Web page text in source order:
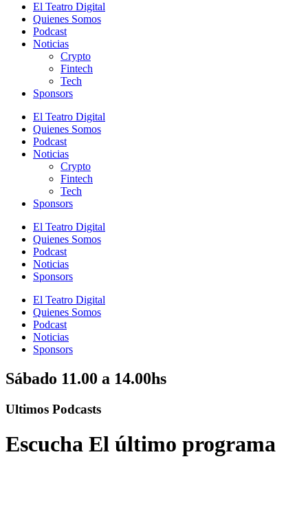
El Teatro Digital
Quienes Somos
Podcast
Noticias
Crypto
Fintech
Tech
Sponsors
El Teatro Digital
Quienes Somos
Podcast
Noticias
Crypto
Fintech
Tech
Sponsors
El Teatro Digital
Quienes Somos
Podcast
Noticias
Sponsors
El Teatro Digital
Quienes Somos
Podcast
Noticias
Sponsors
Sábado 11.00 a 14.00hs
Ultimos Podcasts
Escucha El último programa